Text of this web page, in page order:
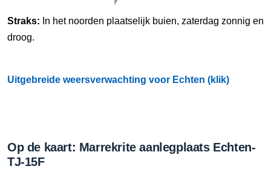
Straks: In het noorden plaatselijk buien, zaterdag zonnig en
droog.
Uitgebreide weersverwachting voor Echten (klik)
Op de kaart: Marrekrite aanlegplaats Echten-
TJ-15F